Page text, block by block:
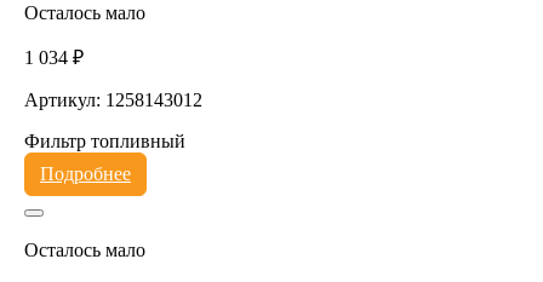
Осталось мало
1 034 ₽
Артикул: 1258143012
Фильтр топливный
Подробнее
Осталось мало